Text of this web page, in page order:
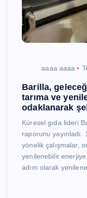
aaaa aaaa
Barilla,
tarıma ve
odaklanarak
Küresel gıda lideri
raporunu yayınladı.
yönelik çalışmalar,
yenilenebilir
adım olarak